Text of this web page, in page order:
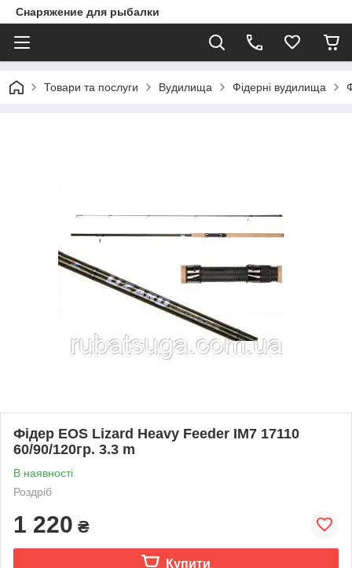
Снаряжение для рыбалки
Товари та послуги Вудилища Фідерні вудилища
Фідер EOS Lizard Heavy Feeder IM7 17110
60/90/120гр. 3.3 m
В наявності
Роздріб
1 220 ₴
Купити